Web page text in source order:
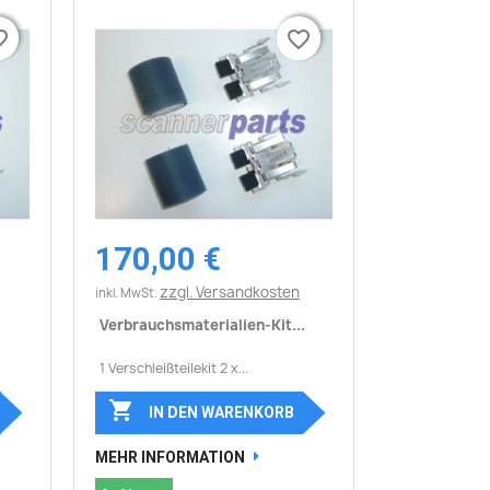
Vorschau
170,00 €
inkl. MwSt. zzgl. Versandkosten
Verbrauchsmaterialien-Kit...
1 Verschleißteilekit 2 x...
favorite_border
 IN DEN WARENKORB
MEHR INFORMATION
favorite_border